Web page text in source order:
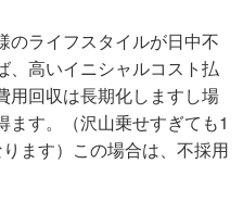
のライフスタイルが日中不
、高いイニシャルコスト払
用回収は長期化しますし場
す。（沢山乗せすぎても1
ます）この場合は、不採用